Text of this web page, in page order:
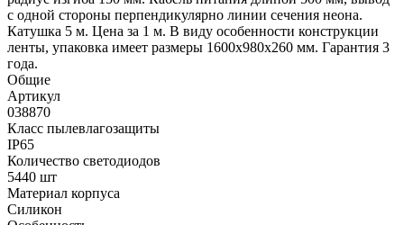
с одной стороны перпендикулярно линии сечения неона.
Катушка 5 м. Цена за 1 м. В виду особенности конструкции
ленты, упаковка имеет размеры 1600x980x260 мм. Гарантия 3
года.
Общие
Артикул
038870
Класс пылевлагозащиты
IP65
Количество светодиодов
5440 шт
Материал корпуса
Силикон